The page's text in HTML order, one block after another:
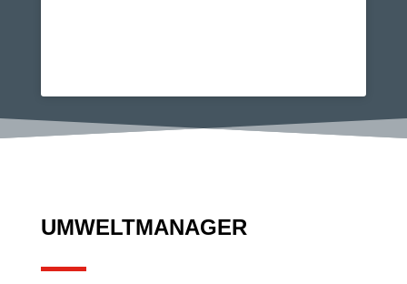
UMWELTMANAGER